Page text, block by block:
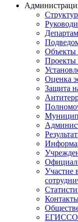
Объекты
Проекты
Оценка
Защита
Участие
ЕГИССО